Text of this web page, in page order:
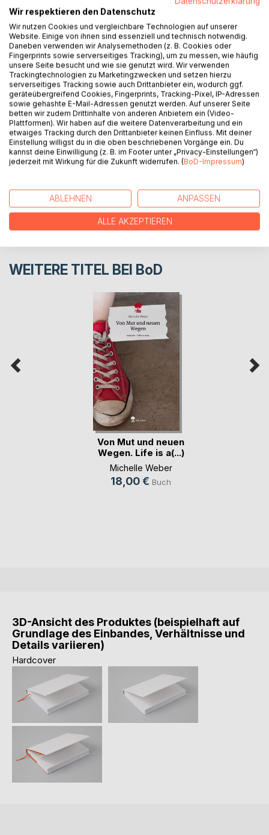
BESCHREIBUNG
Kurzgeschichten sind zeitlos - jeder kann sie in jedem
Moment lesen und genießen. In diesem Buch geht es vor
allem um die Liebe. Sei es zur Familie, zum Sport oder
einfach um die Liebe zu einer einfachen Geschichte mit
Herzklopfen
AUTOR/IN
PRESSESTIMMEN
REZENSIONEN
WEITERE TITEL BEI BoD
Von Mut und neuen
Wegen. Life is a(...)
Michelle Weber
18,00 € Buch
3D-Ansicht des Produktes (beispielhaft auf
Grundlage des Einbandes, Verhältnisse und
Details variieren)
Hardcover
Wir respektieren den Datenschutz
Wir nutzen Cookies und vergleichbare Technologien auf unserer
Website. Einige von ihnen sind essenziell und technisch notwendig.
Daneben verwenden wir Analysemethoden (z. B. Cookies oder
Fingerprints sowie serverseitiges Tracking), um zu messen, wie häufig
unsere Seite besucht und wie sie genutzt wird. Wir verwenden
Trackingtechnologien zu Marketingzwecken und setzen hierzu
serverseitiges Tracking sowie auch Drittanbieter ein, wodurch ggf.
geräteübergreifend Cookies, Fingerprints, Tracking-Pixel, IP-Adressen
sowie gehashte E-Mail-Adressen genutzt werden. Auf unserer Seite
betten wir zudem Drittinhalte von anderen Anbietern ein (Video-
Plattformen). Wir haben auf die weitere Datenverarbeitung und ein
etwaiges Tracking durch den Drittanbieter keinen Einfluss. Mit deiner
Einstellung willigst du in die oben beschriebenen Vorgänge ein. Du
kannst deine Einwilligung (z. B. im Footer unter „Privacy-Einstellungen“)
jederzeit mit Wirkung für die Zukunft widerrufen. (BoD-Impressum)
ABLEHNEN ANPASSEN
ALLE AKZEPTIEREN